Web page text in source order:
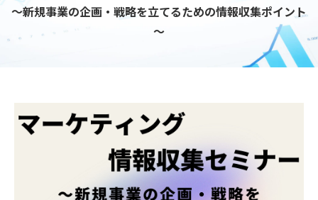
セミナー/イベント
～新規事業の企画・戦略を立てるための情報収集ポイント
～